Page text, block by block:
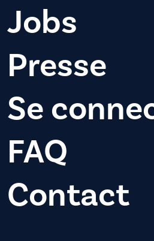
Jobs
Presse
Se
FAQ
Contact